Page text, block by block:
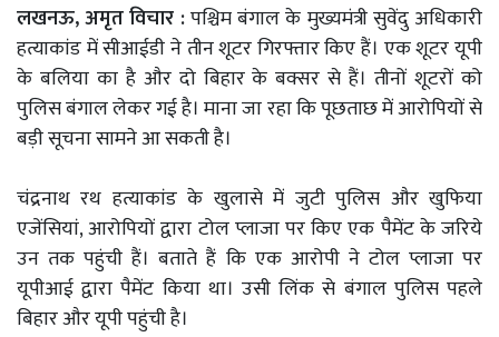
लखनऊ, अमृत विचार :पश्चिम बंगाल के मुख्यमंत्री सुवेंदु अधिकारी
हत्याकांड में सीआईडी ने तीन शूटर गिरफ्तार किए हैं। एक शूटर यूपी
के बलिया का है और दो बिहार के बक्सर से हैं। तीनों शूटरों को
पुलिस बंगाल लेकर गई है। माना जा रहा कि पूछताछ में आरोपियों से
बड़ी सूचना सामने आ सकती है।
चंद्रनाथ रथ हत्याकांड के खुलासे में जुटी पुलिस और खुफिया
एजेंसियां, आरोपियों द्वारा टोल प्लाजा पर किए एक पैमेंट के जरिये
उन तक पहुंची हैं। बताते हैं कि एक आरोपी ने टोल प्लाजा पर
यूपीआई द्वारा पैमेंट किया था। उसी लिंक से बंगाल पुलिस पहले
बिहार और यूपी पहुंची है।